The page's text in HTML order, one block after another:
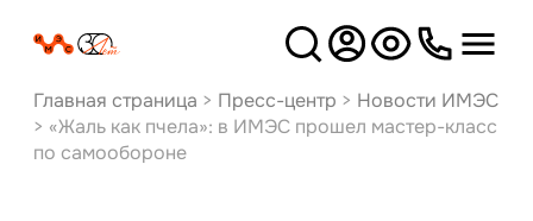
Версия
для слабовидящих
Главная страница > Пресс-центр > Новости ИМЭС
> «Жаль как пчела»: в ИМЭС прошел мастер-класс
по самообороне